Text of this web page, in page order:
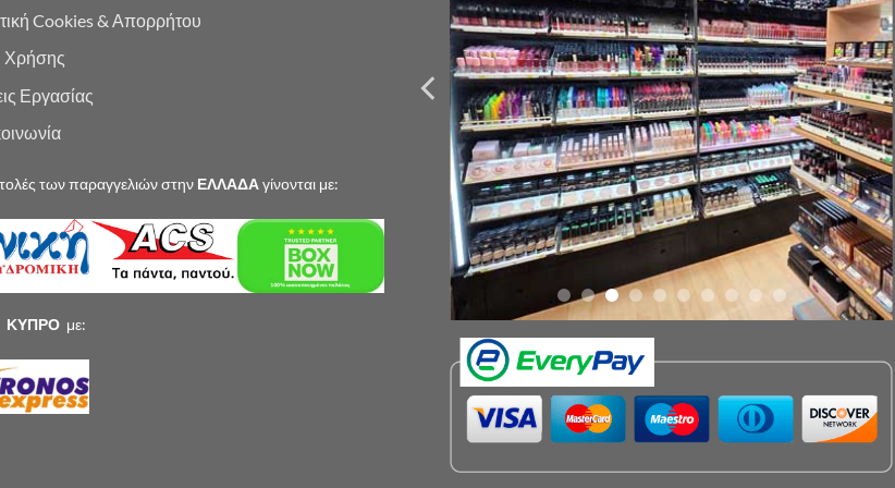
Cookies & Απορρήτου
Χρήσης
Εργασίας
των παραγγελιών στην ΕΛΛΑΔΑγίνονται με:
ΚΥΠΡΟ με: